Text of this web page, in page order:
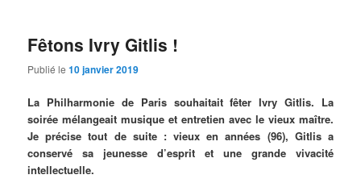
Fêtons Ivry Gitlis !
Publié le10 janvier 2019
La Philharmonie de Paris souhaitait fêter Ivry Gitlis. La
soirée mélangeait musique et entretien avec le vieux maître.
Je précise tout de suite : vieux en années (96), Gitlis a
conservé sa jeunesse d’esprit et une grande vivacité
intellectuelle.